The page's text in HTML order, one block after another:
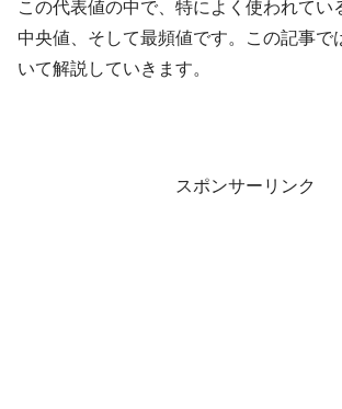
この代表値の中で、特によく使われてい
中央値、そして最頻値です。この記事で
いて解説していきます。
スポンサーリンク